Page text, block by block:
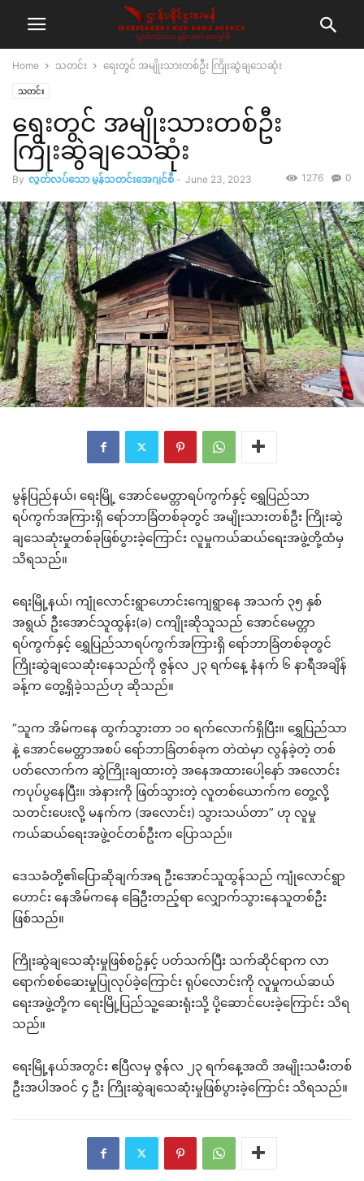
Home သတင်း ရေးတွင် အမျိုးသားတစ်ဦး ကြိုးဆွဲချသေဆုံး
သတင်း
ရေးတွင် အမျိုးသားတစ်ဦး
ကြိုးဆွဲချသေဆုံး
By လွတ်လပ်သော မွန်သတင်းအေဂျင်စီ - June 23, 2023 0
1276
မွန်ပြည်နယ်၊ ရေးမြို့ အောင်မေတ္တာရပ်ကွက်နှင့် ရွှေပြည်သာ
ရပ်ကွက်အကြားရှိ ရော်ဘာခြံတစ်ခုတွင် အမျိုးသားတစ်ဦး ကြိုးဆွဲ
ချသေဆုံးမှုတစ်ခုဖြစ်ပွားခဲ့ကြောင်း လူမှုကယ်ဆယ်ရေးအဖွဲ့တို့ထံမှ
သိရသည်။
ရေးမြို့နယ်၊ ကျုံလောင်းရွာဟောင်းကျေရွာနေ အသက် ၃၅ နှစ်
အရွယ် ဦးအောင်သူထွန်း(ခ) ငကျိုးဆိုသူသည် အောင်မေတ္တာ
ရပ်ကွက်နှင့် ရွှေပြည်သာရပ်ကွက်အကြားရှိ ရော်ဘာခြံတစ်ခုတွင်
ကြိုးဆွဲချသေဆုံးနေသည်ကို ဇွန်လ ၂၃ ရက်နေ့ နံနက် ၆ နာရီအချိန်
ခန့်က တွေ့ရှိခဲ့သည်ဟု ဆိုသည်။
“သူက အိမ်ကနေ ထွက်သွားတာ ၁၀ ရက်လောက်ရှိပြီး။ ရွှေပြည်သာ
နဲ့ အောင်မေတ္တာအစပ် ရော်ဘာခြံတစ်ခုက တဲထဲမှာ လွန်ခဲ့တဲ့ တစ်
ပတ်လောက်က ဆွဲကြိုးချထားတဲ့ အနေအထားပေါ့နော် အလောင်း
ကပုပ်ပွနေပြီး။ အဲနားကို ဖြတ်သွားတဲ့ လူတစ်ယောက်က တွေ့လို့
သတင်းပေးလို့ မနက်က (အလောင်း) သွားသယ်တာ” ဟု လူမှု
ကယ်ဆယ်ရေးအဖွဲ့ဝင်တစ်ဦးက ပြောသည်။
ဒေသခံတို့၏ပြောဆိုချက်အရ ဦးအောင်သူထွန်သည် ကျုံလောင်ရွာ
ဟောင်း နေအိမ်ကနေ ခြေဦးတည့်ရာ လျှောက်သွားနေသူတစ်ဦး
ဖြစ်သည်။
ကြိုးဆွဲချသေဆုံးမှုဖြစ်စဥ်နှင့် ပတ်သက်ပြီး သက်ဆိုင်ရာက လာ
ရောက်စစ်ဆေးမှုပြုလုပ်ခဲ့ကြောင်း ရုပ်လောင်းကို လူမှုကယ်ဆယ်
ရေးအဖွဲ့တို့က ရေးမြို့ပြည်သူ့ဆေးရုံးသို့ ပို့ဆောင်ပေးခဲ့ကြောင်း သိရ
သည်။
ရေးမြို့နယ်အတွင်း ဧပြီလမှ ဇွန်လ ၂၃ ရက်နေ့အထိ အမျိုးသမီးတစ်
ဦးအပါအဝင် ၄ ဦး ကြိုးဆွဲချသေဆုံးမှုဖြစ်ပွားခဲ့ကြောင်း သိရသည်။